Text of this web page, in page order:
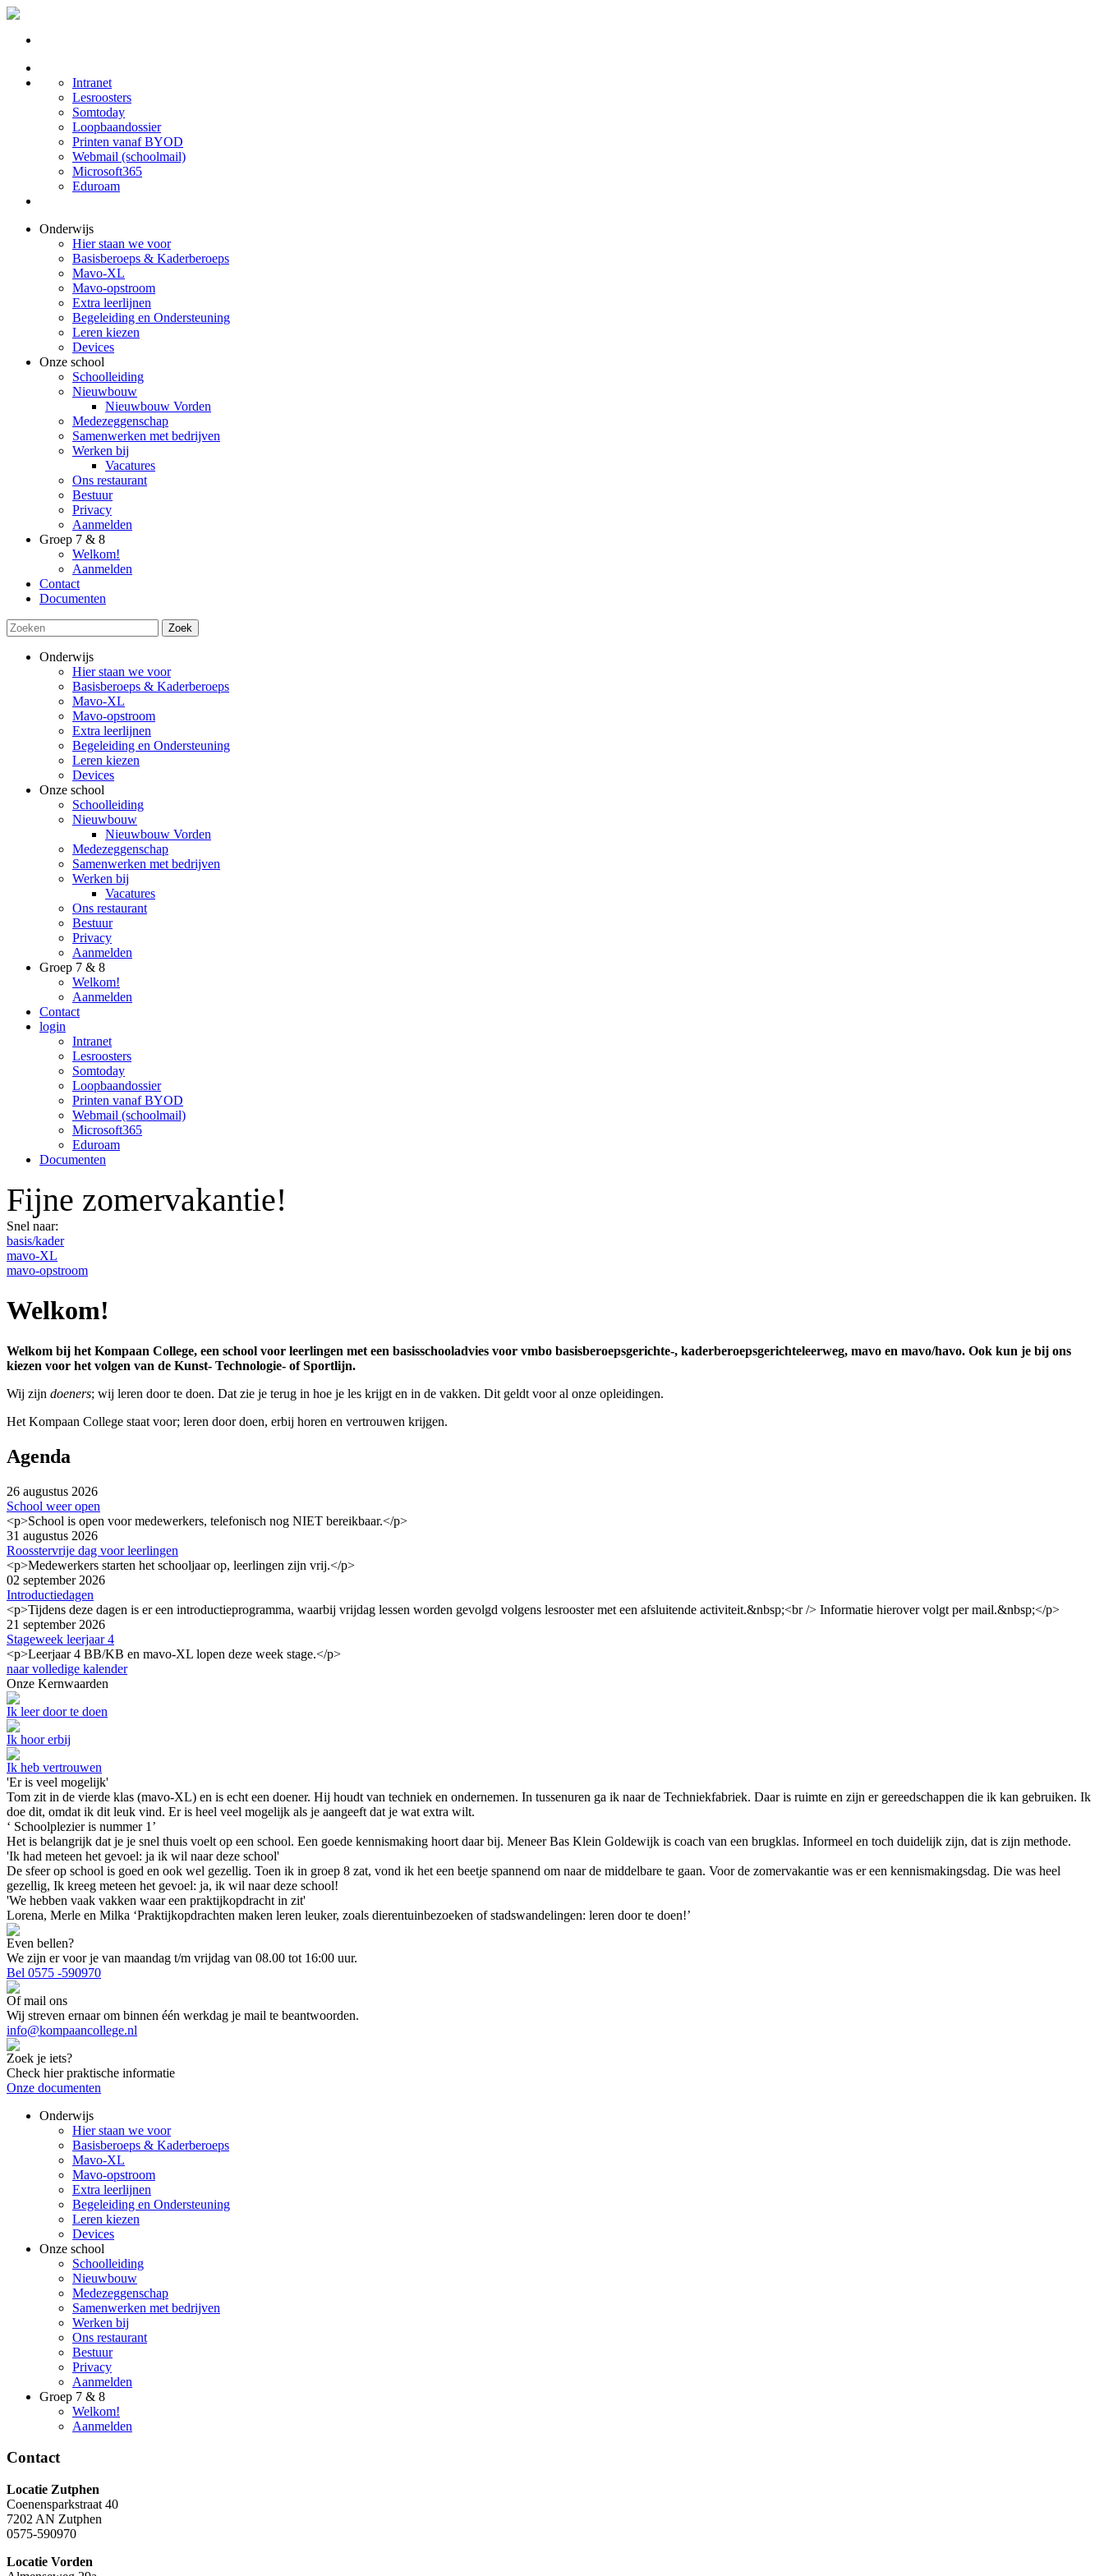
Intranet
Lesroosters
Somtoday
Loopbaandossier
Printen vanaf BYOD
Webmail (schoolmail)
Microsoft365
Eduroam
Onderwijs
Hier staan we voor
Basisberoeps & Kaderberoeps
Mavo-XL
Mavo-opstroom
Extra leerlijnen
Begeleiding en Ondersteuning
Leren kiezen
Devices
Onze school
Schoolleiding
Nieuwbouw
Nieuwbouw Vorden
Medezeggenschap
Samenwerken met bedrijven
Werken bij
Vacatures
Ons restaurant
Bestuur
Privacy
Aanmelden
Groep 7 & 8
Welkom!
Aanmelden
Contact
Documenten
Zoek
Onderwijs
Hier staan we voor
Basisberoeps & Kaderberoeps
Mavo-XL
Mavo-opstroom
Extra leerlijnen
Begeleiding en Ondersteuning
Leren kiezen
Devices
Onze school
Schoolleiding
Nieuwbouw
Nieuwbouw Vorden
Medezeggenschap
Samenwerken met bedrijven
Werken bij
Vacatures
Ons restaurant
Bestuur
Privacy
Aanmelden
Groep 7 & 8
Welkom!
Aanmelden
Contact
login
Intranet
Lesroosters
Somtoday
Loopbaandossier
Printen vanaf BYOD
Webmail (schoolmail)
Microsoft365
Eduroam
Documenten
Fijne zomervakantie!
Snel naar:
basis/kader
mavo-XL
mavo-opstroom
Welkom!
Welkom bij het Kompaan College, een school voor leerlingen met een basisschooladvies voor vmbo basisberoepsgerichte-, kaderberoepsgerichteleerweg, mavo en mavo/havo. Ook kun je bij ons
kiezen voor het volgen van de Kunst- Technologie- of Sportlijn.
Wij zijn doeners; wij leren door te doen. Dat zie je terug in hoe je les krijgt en in de vakken. Dit geldt voor al onze opleidingen.
Het Kompaan College staat voor; leren door doen, erbij horen en vertrouwen krijgen.
Agenda
26 augustus 2026
School weer open
<p>School is open voor medewerkers, telefonisch nog NIET bereikbaar.</p>
31 augustus 2026
Roosstervrije dag voor leerlingen
<p>Medewerkers starten het schooljaar op, leerlingen zijn vrij.</p>
02 september 2026
Introductiedagen
<p>Tijdens deze dagen is er een introductieprogramma, waarbij vrijdag lessen worden gevolgd volgens lesrooster met een afsluitende activiteit.&nbsp;<br /> Informatie hierover volgt per mail.&nbsp;</p>
21 september 2026
Stageweek leerjaar 4
<p>Leerjaar 4 BB/KB en mavo-XL lopen deze week stage.</p>
naar volledige kalender
Onze Kernwaarden
Ik leer door te doen
Ik hoor erbij
Ik heb vertrouwen
'Er is veel mogelijk'
Tom zit in de vierde klas (mavo-XL) en is echt een doener. Hij houdt van techniek en ondernemen. In tussenuren ga ik naar de Techniekfabriek. Daar is ruimte en zijn er gereedschappen die ik kan gebruiken. Ik
doe dit, omdat ik dit leuk vind. Er is heel veel mogelijk als je aangeeft dat je wat extra wilt.
‘ Schoolplezier is nummer 1’
Het is belangrijk dat je je snel thuis voelt op een school. Een goede kennismaking hoort daar bij. Meneer Bas Klein Goldewijk is coach van een brugklas. Informeel en toch duidelijk zijn, dat is zijn methode.
'Ik had meteen het gevoel: ja ik wil naar deze school'
De sfeer op school is goed en ook wel gezellig. Toen ik in groep 8 zat, vond ik het een beetje spannend om naar de middelbare te gaan. Voor de zomervakantie was er een kennismakingsdag. Die was heel
gezellig, Ik kreeg meteen het gevoel: ja, ik wil naar deze school!
'We hebben vaak vakken waar een praktijkopdracht in zit'
Lorena, Merle en Milka ‘Praktijkopdrachten maken leren leuker, zoals dierentuinbezoeken of stadswandelingen: leren door te doen!’
Even bellen?
We zijn er voor je van maandag t/m vrijdag van 08.00 tot 16:00 uur.
Bel 0575 -590970
Of mail ons
Wij streven ernaar om binnen één werkdag je mail te beantwoorden.
info@kompaancollege.nl
Zoek je iets?
Check hier praktische informatie
Onze documenten
Onderwijs
Hier staan we voor
Basisberoeps & Kaderberoeps
Mavo-XL
Mavo-opstroom
Extra leerlijnen
Begeleiding en Ondersteuning
Leren kiezen
Devices
Onze school
Schoolleiding
Nieuwbouw
Medezeggenschap
Samenwerken met bedrijven
Werken bij
Ons restaurant
Bestuur
Privacy
Aanmelden
Groep 7 & 8
Welkom!
Aanmelden
Contact
Locatie Zutphen
Coenensparkstraat 40
7202 AN Zutphen
0575-590970
Locatie Vorden